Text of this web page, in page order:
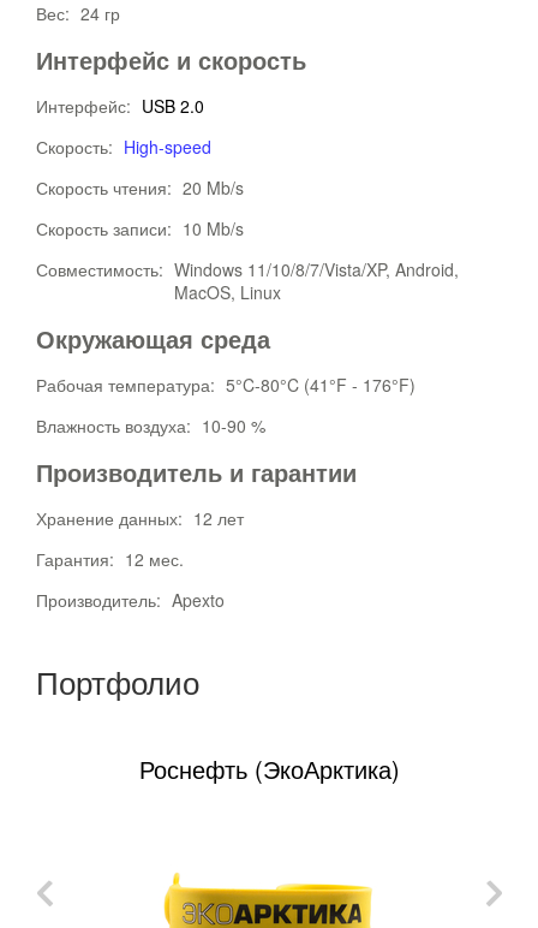
Вес: 24 гр
Интерфейс и скорость
Интерфейс: USB 2.0
Скорость: High-speed
Скорость чтения: 20 Mb/s
Скорость записи: 10 Mb/s
Совместимость: Windows 11/10/8/7/Vista/XP, Android,
MacOS, Linux
Окружающая среда
Рабочая температура: 5°C-80°C (41°F - 176°F)
Влажность воздуха: 10-90 %
Производитель и гарантии
Хранение данных: 12 лет
Гарантия: 12 мес.
Производитель: Apexto
Портфолио
Роснефть (ЭкоАрктика)